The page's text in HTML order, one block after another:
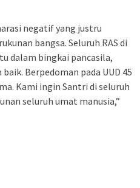
negatif yang justru
bangsa. Seluruh RAS di
dalam bingkai pancasila,
Berpedoman pada UUD 45
Kami ingin Santri di seluruh
seluruh umat manusia,”